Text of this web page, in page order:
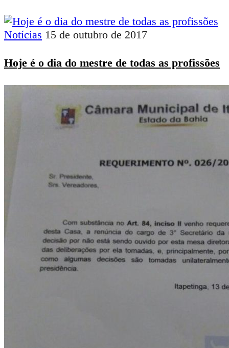
Notícias 15 de outubro de 2017
Hoje é o dia do mestre de todas as profissões